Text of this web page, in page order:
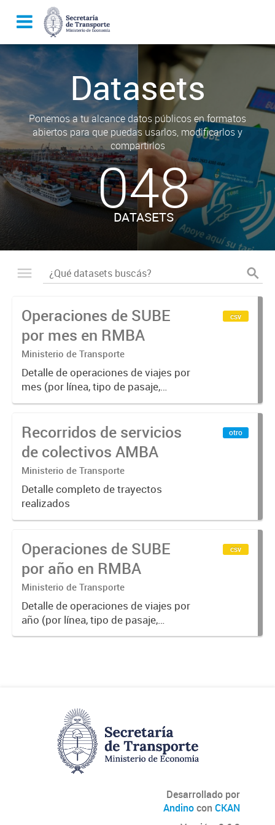
Datasets
Ponemos a tu alcance datos públicos en formatos
abiertos para que puedas usarlos, modificarlos y
compartirlos
048
DATASETS
Operaciones de SUBE
por mes en RMBA
Ministerio de Transporte
Detalle de operaciones de viajes por
mes (por línea, tipo de pasaje,
empresa y modo), 2016/2019
csv
Recorridos de servicios
de colectivos AMBA
Ministerio de Transporte
Detalle completo de trayectos
realizados
otro
Operaciones de SUBE
por año en RMBA
Ministerio de Transporte
Detalle de operaciones de viajes por
año (por línea, tipo de pasaje,
empresa y modo)
csv
Desarrollado por
Andinocon CKAN